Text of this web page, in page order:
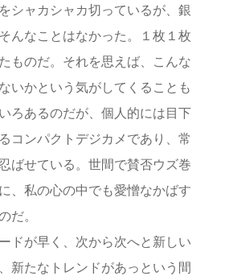
シャカシャカ切っているが、銀
んなことはなかった。１枚１枚
ものだ。それを思えば、こんな
いかという気がしてくることも
ろあるのだが、個人的には目下
コンパクトデジカメであり、常
ばせている。世間で賛否ウズ巻
、私の心の中でも愛憎なかばす
だ。
ドが早く、次から次へと新しい
新たなトレンドがあっという間